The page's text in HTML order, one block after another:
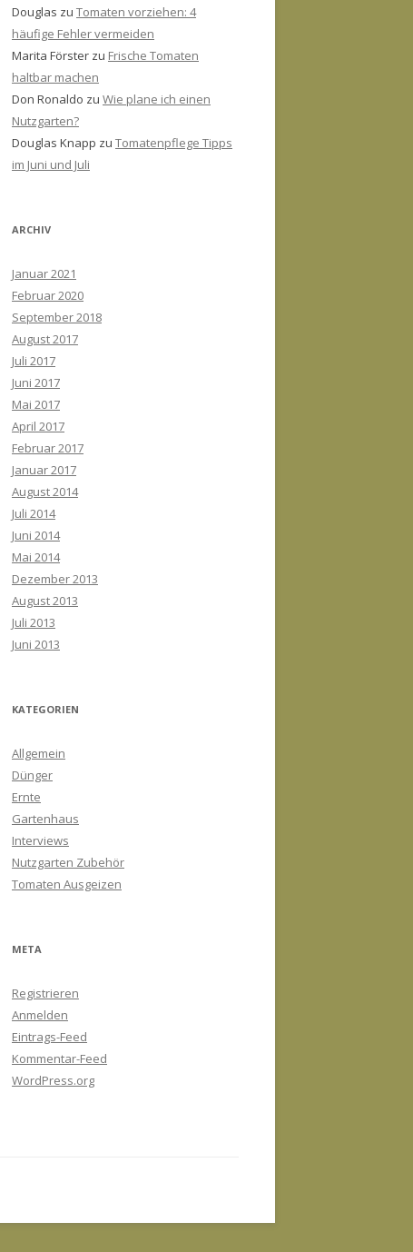
Douglas zu Tomaten vorziehen: 4
häufige Fehler vermeiden
Marita Förster zu Frische Tomaten
haltbar machen
Don Ronaldo zu Wie plane ich einen
Nutzgarten?
Douglas Knapp zu Tomatenpflege Tipps
im Juni und Juli
ARCHIV
Januar 2021
Februar 2020
September 2018
August 2017
Juli 2017
Juni 2017
Mai 2017
April 2017
Februar 2017
Januar 2017
August 2014
Juli 2014
Juni 2014
Mai 2014
Dezember 2013
August 2013
Juli 2013
Juni 2013
KATEGORIEN
Allgemein
Dünger
Ernte
Gartenhaus
Interviews
Nutzgarten Zubehör
Tomaten Ausgeizen
META
Registrieren
Anmelden
Eintrags-Feed
Kommentar-Feed
WordPress.org